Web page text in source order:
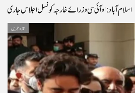
اسلام آباد: او آئی سی وزرائے خارجہ کونسل اجلاس جاری
تازہ خبریں